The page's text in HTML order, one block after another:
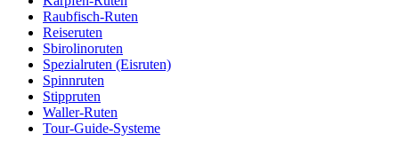
Raubfisch-Ruten
Reiseruten
Sbirolinoruten
Spezialruten (Eisruten)
Spinnruten
Stippruten
Waller-Ruten
Tour-Guide-Systeme